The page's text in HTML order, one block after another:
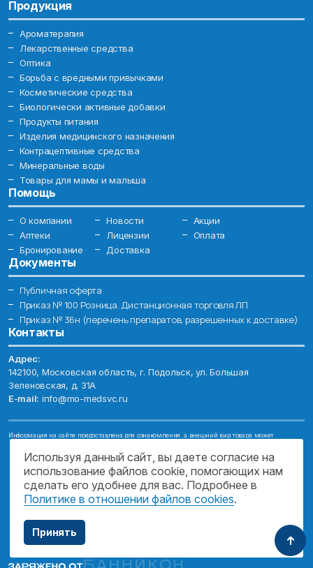
Продукция
Ароматерапия
Лекарственные средства
Оптика
Борьба с вредными привычками
Косметические средства
Биологически активные добавки
Продукты питания
Изделия медицинского назначения
Контрацептивные средства
Минеральные воды
Товары для мамы и малыша
Помощь
О компании Новости
Акции
Аптеки
Лицензии
Оплата
Бронирование
Доставка
Документы
Публичная оферта
Приказ № 100 Розница. Дистанционная торговля ЛП
Приказ № 36н (перечень препаратов, разрешенных к доставке)
Контакты
Адрес:
142100, Московская область, г. Подольск, ул. Большая
Зеленовская, д. 31А
E-mail: info@mo-medsvc.ru
Информация на сайте предоставлена для ознакомления, а внешний вид товара может
Имеются противопоказания, проконсультируйтесь со специалистом!
© 2026. ГОСУДАРСТВЕННОЕ БЮДЖЕТНОЕ УЧРЕЖДЕНИЕ МОСКОВСКОЙ
ОБЛАСТИ "МОСОБЛМЕДСЕРВИС"
ПОДДЕРЖКА САЙТА
Используя данный сайт, вы даете согласие на
использование файлов cookie, помогающих нам
сделать его удобнее для вас. Подробнее в
Политике в отношении файлов cookies.
Принять